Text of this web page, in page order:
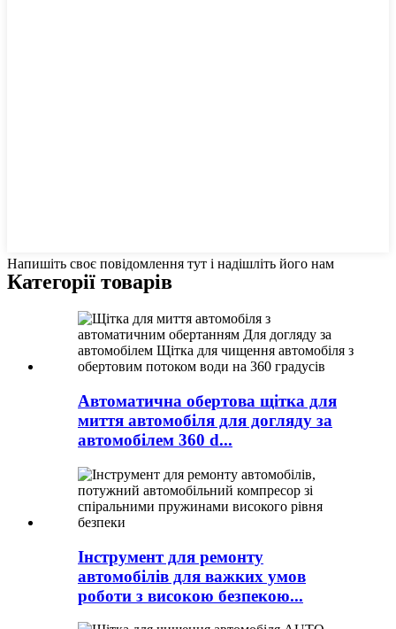
Напишіть своє повідомлення тут і надішліть його нам
Категорії товарів
Автоматична обертова щітка для
миття автомобіля для догляду за
автомобілем 360 d...
Інструмент для ремонту
автомобілів для важких умов
роботи з високою безпекою...